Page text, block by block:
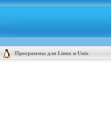
Программы для Linux и Unix